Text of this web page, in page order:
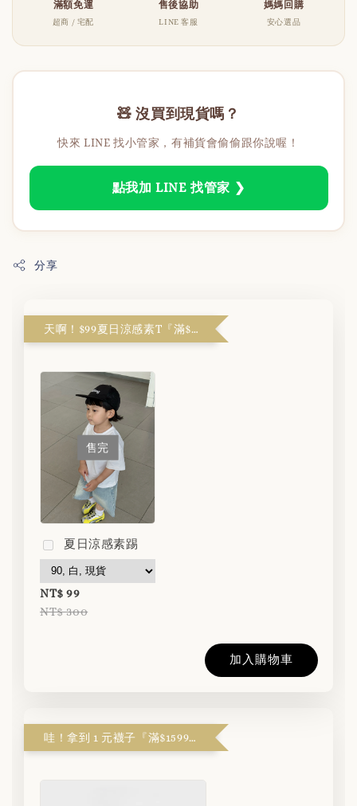
滿額免運
超商 / 宅配
售後協助
LINE 客服
媽媽回購
安心選品
🧸 沒買到現貨嗎？
快來 LINE 找小管家，有補貨會偷偷跟你說喔！
點我加 LINE 找管家 ❯
分享
天啊！$99夏日涼感素T『滿$1999解鎖』
售完
夏日涼感素踢
NT$ 99
NT$ 300
加入購物車
哇！拿到 1 元襪子『滿$1599解鎖』